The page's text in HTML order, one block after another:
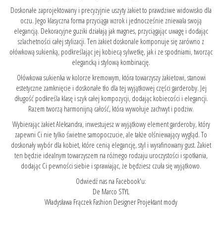
Doskonałe zaprojektowany i precyzyjnie uszyty żakiet to prawdziwe widowisko dla
oczu. Jego klasyczna forma przyciąga wzrok i jednocześnie zniewala swoją
elegancją. Dekoracyjne guziki działają jak magnes, przyciągając uwagę i dodając
szlachetności całej stylizacji. Ten żakiet doskonale komponuje się zarówno z
ołówkową sukienką, podkreślając jej kobiecą sylwetkę, jak i ze spodniami, tworząc
elegancką i stylową kombinację.
Ołówkowa sukienka w kolorze kremowym, która towarzyszy żakietowi, stanowi
estetyczne zamknięcie i doskonałe tło dla tej wyjątkowej części garderoby. Jej
długość podkreśla klasę i szyk całej kompozycji, dodając kobiecości i elegancji.
Razem tworzą harmonijną całość, która wywołuje zachwyt i podziw.
Wybierając żakiet Aleksandra, inwestujesz w wyjątkowy element garderoby, który
zapewni Ci nie tylko świetne samopoczucie, ale także olśniewający wygląd. To
doskonały wybór dla kobiet, które cenią elegancję, styl i wyrafinowany gust. Żakiet
ten będzie idealnym towarzyszem na różnego rodzaju uroczystości i spotkania,
dodając Ci pewności siebie i sprawiając, że będziesz czuła się wyjątkowo.
Odwiedź nas na Facebook'u:
De Marco STYL
Władysława Frączek Fashion Designer Projektant mody